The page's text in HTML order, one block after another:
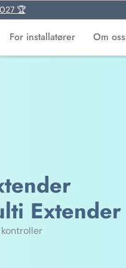
🏆
For installatører Om oss
Extender